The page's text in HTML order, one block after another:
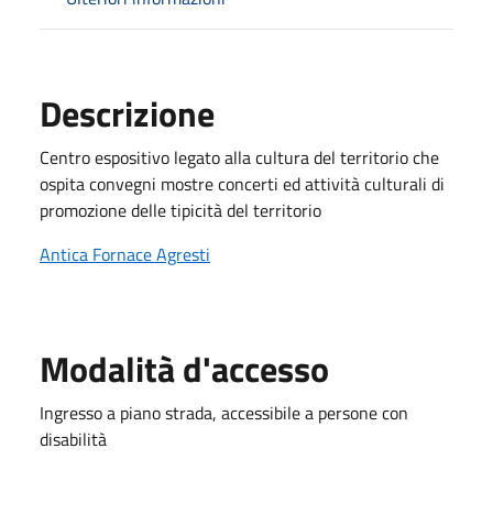
Descrizione
Centro espositivo legato alla cultura del territorio che
ospita convegni mostre concerti ed attività culturali di
promozione delle tipicità del territorio
Antica Fornace Agresti
Modalità d'accesso
Ingresso a piano strada, accessibile a persone con
disabilità